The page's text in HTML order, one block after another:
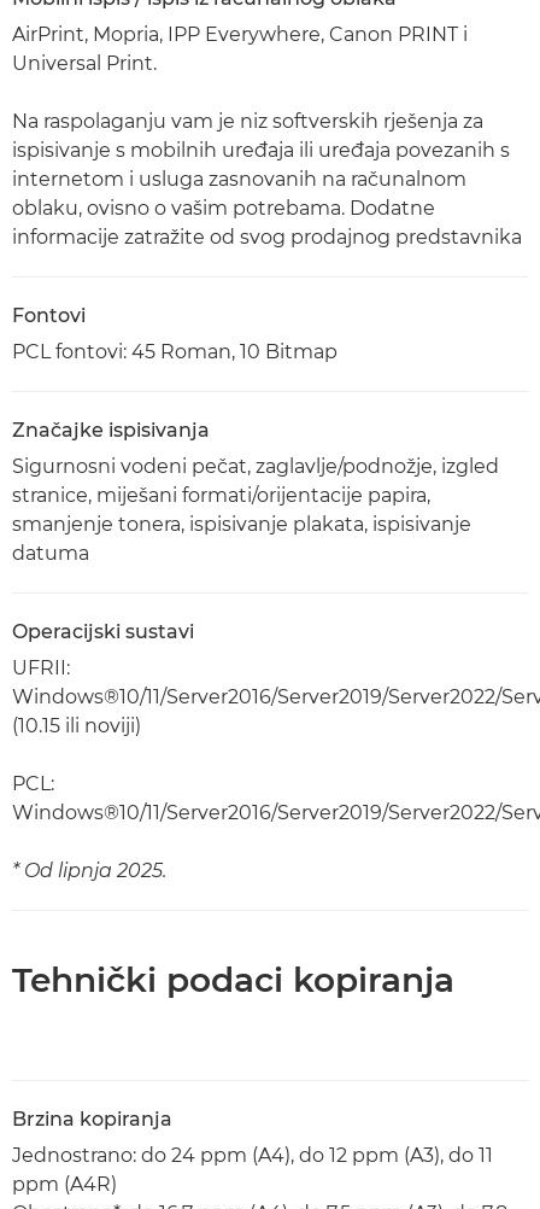
AirPrint, Mopria, IPP Everywhere, Canon PRINT i
Universal Print.
Na raspolaganju vam je niz softverskih rješenja za
ispisivanje s mobilnih uređaja ili uređaja povezanih s
internetom i usluga zasnovanih na računalnom
oblaku, ovisno o vašim potrebama. Dodatne
informacije zatražite od svog prodajnog predstavnika
Fontovi
PCL fontovi: 45 Roman, 10 Bitmap
Značajke ispisivanja
Sigurnosni vodeni pečat, zaglavlje/podnožje, izgled
stranice, miješani formati/orijentacije papira,
smanjenje tonera, ispisivanje plakata, ispisivanje
datuma
Operacijski sustavi
UFRII:
Windows®10/11/Server2016/Server2019/Server2022/
(10.15 ili noviji)
PCL:
Windows®10/11/Server2016/Server2019/Server2022/
* Od lipnja 2025.
Tehnički podaci kopiranja
Brzina kopiranja
Jednostrano: do 24 ppm (A4), do 12 ppm (A3), do 11
ppm (A4R)